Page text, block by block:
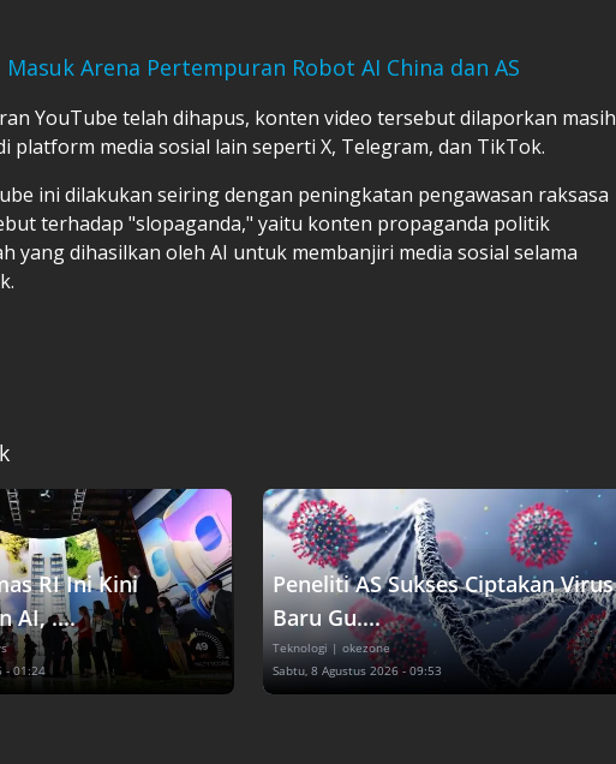
Masuk Arena Pertempuran Robot AI China dan AS
YouTube telah dihapus, konten video tersebut dilaporkan masih
platform media sosial lain seperti X, Telegram, dan TikTok.
ini dilakukan seiring dengan peningkatan pengawasan raksasa
terhadap "slopaganda," yaitu konten propaganda politik
yang dihasilkan oleh AI untuk membanjiri media sosial selama
RI Ini Kini
AI, ....
- 01:24
Peneliti AS Sukses Ciptakan Virus
Baru Gu....
Teknologi | okezone
Sabtu, 8 Agustus 2026 - 09:53